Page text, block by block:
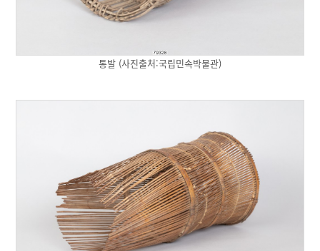
통발 (사진출처:국립민속박물관)